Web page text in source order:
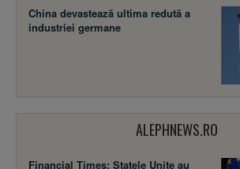
China devastează ultima redută a
industriei germane
ALEPHNEWS.RO
Financial Times: Statele Unite au